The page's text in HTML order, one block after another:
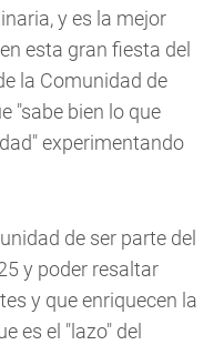
y es la mejor
esta gran fiesta del
la Comunidad de
"sabe bien lo que
experimentando
de ser parte del
y poder resaltar
y que enriquecen la
es el "lazo" del